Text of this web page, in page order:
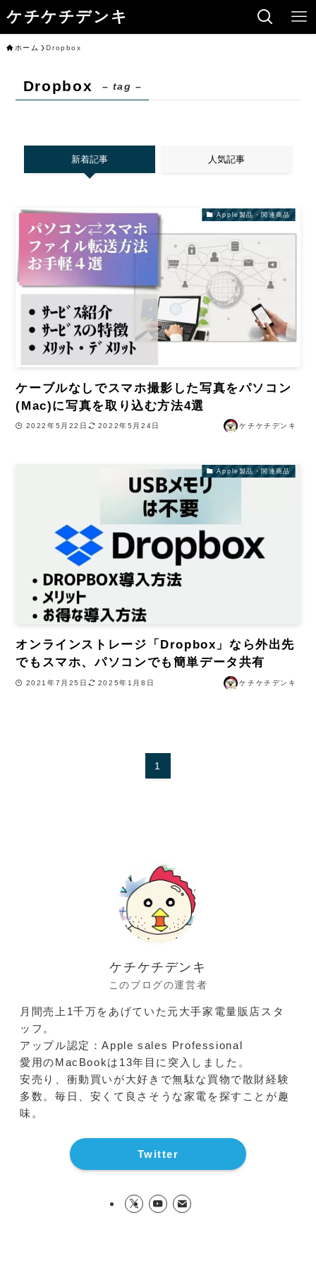
ケチケチデンキ
ホーム Dropbox
Dropbox – tag –
新着記事 人気記事
Apple製品・関連商品
ケーブルなしでスマホ撮影した写真をパソコン
(Mac)に写真を取り込む方法4選
2022年5月22日 2022年5月24日 ケチケチデンキ
Apple製品・関連商品
オンラインストレージ「Dropbox」なら外出先
でもスマホ、パソコンでも簡単データ共有
2021年7月25日 2025年1月8日 ケチケチデンキ
1
ケチケチデンキ
このブログの運営者
月間売上1千万をあげていた元大手家電量販店スタ
ッフ。
アップル認定：Apple sales Professional
愛用のMacBookは13年目に突入しました。
安売り、衝動買いが大好きで無駄な買物で散財経験
多数。毎日、安くて良さそうな家電を探すことが趣
味。
Twitter